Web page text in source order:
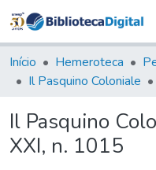
Início Hemeroteca
Il Pasquino Coloniale
Il Pasquino
XXI, n. 1015